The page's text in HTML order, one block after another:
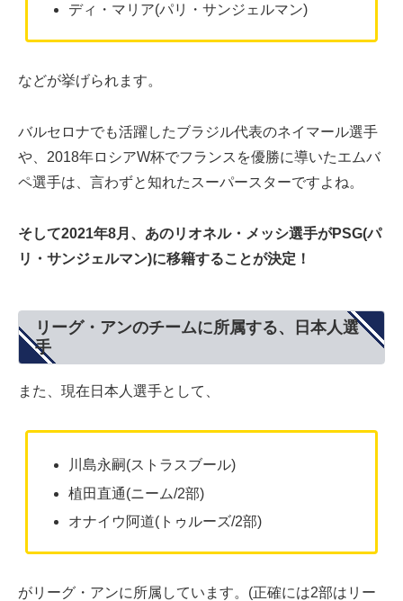
ディ・マリア(パリ・サンジェルマン)
などが挙げられます。
バルセロナでも活躍したブラジル代表のネイマール選手
や、2018年ロシアW杯でフランスを優勝に導いたエムバ
ペ選手は、言わずと知れたスーパースターですよね。
そして2021年8月、あのリオネル・メッシ選手がPSG(パ
リ・サンジェルマン)に移籍することが決定！
リーグ・アンのチームに所属する、日本人選
手
また、現在日本人選手として、
川島永嗣(ストラスブール)
植田直通(ニーム/2部)
オナイウ阿道(トゥルーズ/2部)
がリーグ・アンに所属しています。(正確には2部はリー